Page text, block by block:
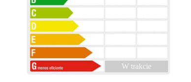
W trakcie